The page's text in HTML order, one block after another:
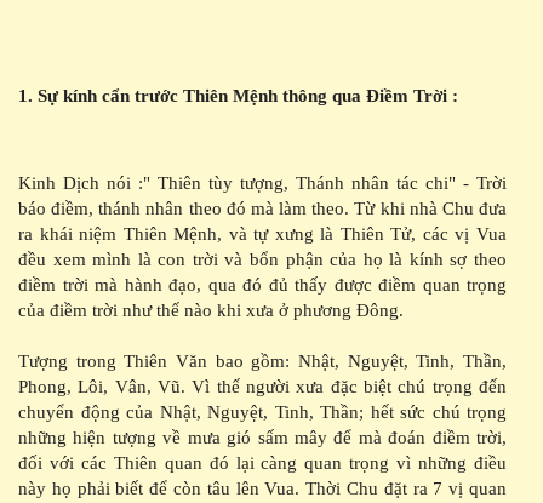
1. Sự kính cẩn trước Thiên Mệnh thông qua Điềm Trời :
Kinh Dịch nói :" Thiên tùy tượng, Thánh nhân tác chi" - Trời
báo điềm, thánh nhân theo đó mà làm theo. Từ khi nhà Chu đưa
ra khái niệm Thiên Mệnh, và tự xưng là Thiên Tử, các vị Vua
đều xem mình là con trời và bổn phận của họ là kính sợ theo
điềm trời mà hành đạo, qua đó đủ thấy được điềm quan trọng
của điềm trời như thế nào khi xưa ở phương Đông.
Tượng trong Thiên Văn bao gồm: Nhật, Nguyệt, Tinh, Thần,
Phong, Lôi, Vân, Vũ. Vì thế người xưa đặc biệt chú trọng đến
chuyển động của Nhật, Nguyệt, Tinh, Thần; hết sức chú trọng
những hiện tượng về mưa gió sấm mây để mà đoán điềm trời,
đối với các Thiên quan đó lại càng quan trọng vì những điều
này họ phải biết để còn tâu lên Vua. Thời Chu đặt ra 7 vị quan